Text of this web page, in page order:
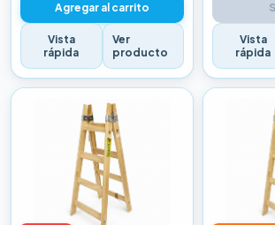
Agregar al carrito
Vista
rápida
Ver
producto
Vista
rápida